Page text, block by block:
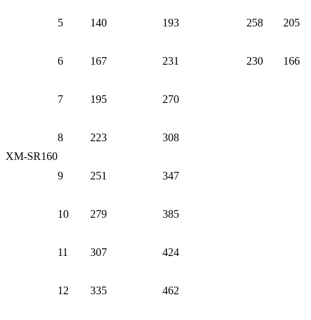
XM-SR160
5 140 193 258 205
6 167 231 230 166
7 195 270
8 223 308
9 251 347
10 279 385
11 307 424
12 335 462